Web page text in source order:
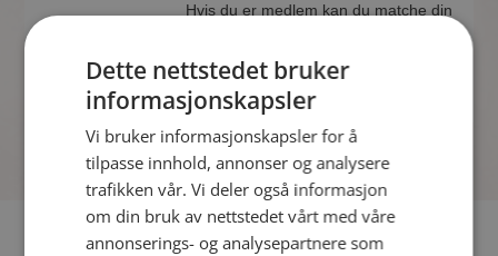
Hvis du er medlem kan du matche din
sammen som hånd i hanske?
Fler single
Dette nettstedet bruker
informasjonskapsler
Vi bruker informasjonskapsler for å
tilpasse innhold, annonser og analysere
trafikken vår. Vi deler også informasjon
om din bruk av nettstedet vårt med våre
annonserings- og analysepartnere som